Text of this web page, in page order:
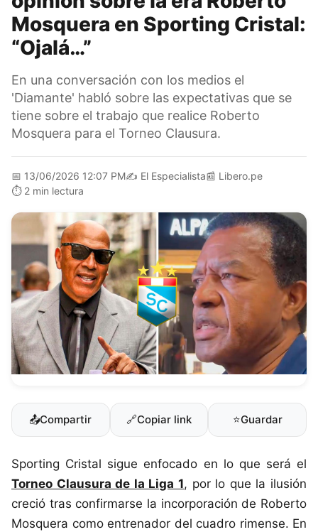
Mosquera en Sporting Cristal:
“Ojalá…”
En una conversación con los medios el
'Diamante' habló sobre las expectativas que se
tiene sobre el trabajo que realice Roberto
Mosquera para el Torneo Clausura.
📅 13/06/2026 12:07 PM✍️ El Especialista📰 Libero.pe
⏱️ 2 min lectura
📤Compartir 🔗Copiar link ⭐Guardar
Sporting Cristal sigue enfocado en lo que será el
Torneo Clausura de la Liga 1, por lo que la ilusión
creció tras confirmarse la incorporación de Roberto
Mosquera como entrenador del cuadro rimense. En